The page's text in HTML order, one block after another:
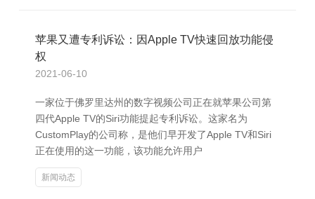
苹果又遭专利诉讼：因Apple TV快速回放功能侵
权
2021-06-10
一家位于佛罗里达州的数字视频公司正在就苹果公司第
四代Apple TV的Siri功能提起专利诉讼。这家名为
CustomPlay的公司称，是他们早开发了Apple TV和Siri
正在使用的这一功能，该功能允许用户
新闻动态